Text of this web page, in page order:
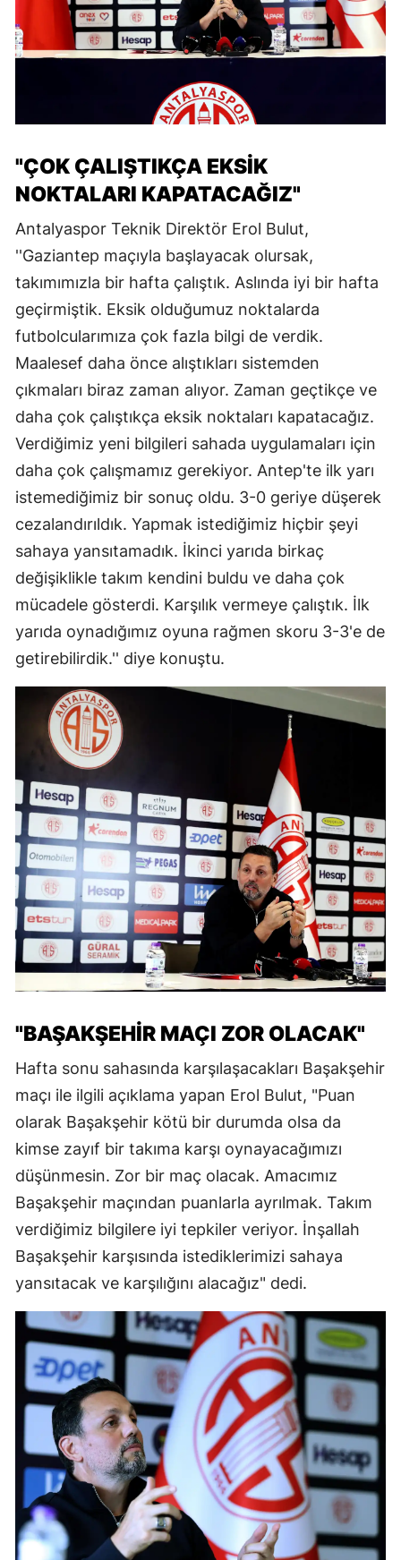
"ÇOK ÇALIŞTIKÇA EKSİK
NOKTALARI KAPATACAĞIZ"
Antalyaspor Teknik Direktör Erol Bulut,
''Gaziantep maçıyla başlayacak olursak,
takımımızla bir hafta çalıştık. Aslında iyi bir hafta
geçirmiştik. Eksik olduğumuz noktalarda
futbolcularımıza çok fazla bilgi de verdik.
Maalesef daha önce alıştıkları sistemden
çıkmaları biraz zaman alıyor. Zaman geçtikçe ve
daha çok çalıştıkça eksik noktaları kapatacağız.
Verdiğimiz yeni bilgileri sahada uygulamaları için
daha çok çalışmamız gerekiyor. Antep'te ilk yarı
istemediğimiz bir sonuç oldu. 3-0 geriye düşerek
cezalandırıldık. Yapmak istediğimiz hiçbir şeyi
sahaya yansıtamadık. İkinci yarıda birkaç
değişiklikle takım kendini buldu ve daha çok
mücadele gösterdi. Karşılık vermeye çalıştık. İlk
yarıda oynadığımız oyuna rağmen skoru 3-3'e de
getirebilirdik.'' diye konuştu.
"BAŞAKŞEHİR MAÇI ZOR OLACAK"
Hafta sonu sahasında karşılaşacakları Başakşehir
maçı ile ilgili açıklama yapan Erol Bulut, "Puan
olarak Başakşehir kötü bir durumda olsa da
kimse zayıf bir takıma karşı oynayacağımızı
düşünmesin. Zor bir maç olacak. Amacımız
Başakşehir maçından puanlarla ayrılmak. Takım
verdiğimiz bilgilere iyi tepkiler veriyor. İnşallah
Başakşehir karşısında istediklerimizi sahaya
yansıtacak ve karşılığını alacağız" dedi.